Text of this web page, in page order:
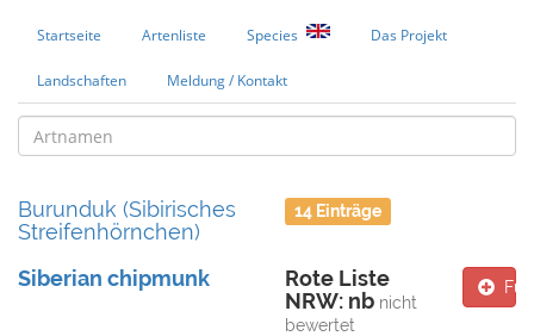
Startseite Artenliste Species Das Projekt
Landschaften Meldung / Kontakt
Burunduk (Sibirisches
Streifenhörnchen)
14 Einträge
Siberian chipmunk
Rote Liste
NRW: nb nicht
bewertet